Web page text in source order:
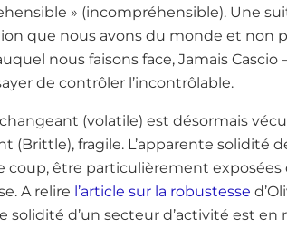
» (incompréhensible). Une
que nous avons du monde et non
nous faisons face, Jamais Cascio
de contrôler l’incontrôlable.
(volatile) est désormais
(Brittle), fragile. L’apparente solidité
coup, être particulièrement
A relire l’article sur la robustesse
solidité d’un secteur d’activité est